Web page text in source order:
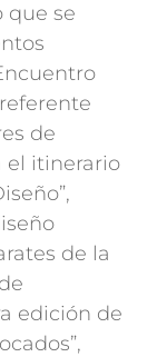
que se
de
el itinerario
de la
edición de